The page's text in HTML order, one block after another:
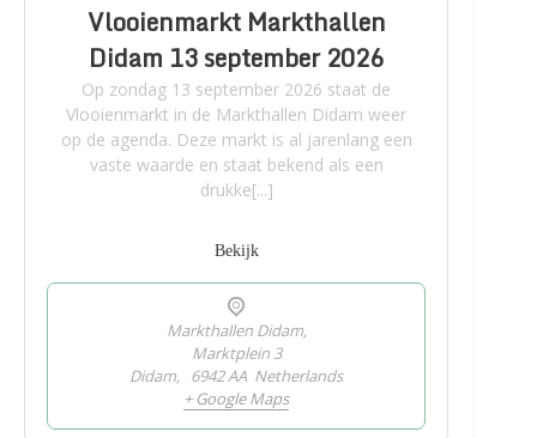
Vlooienmarkt Markthallen
Didam 13 september 2026
Op zondag 13 september 2026 staat de
Vlooienmarkt in de Markthallen Didam weer
op de agenda. Deze markt is al jarenlang een
vaste waarde en staat bekend als een
drukke[...]
Bekijk
Markthallen Didam,
Marktplein 3
Didam, 6942 AA Netherlands
+ Google Maps